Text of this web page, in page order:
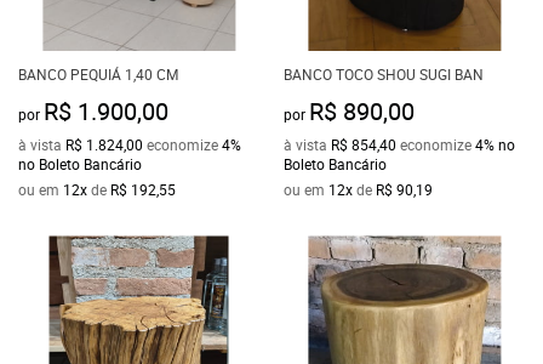
BANCO PEQUIÁ 1,40 CM
por R$ 1.900,00
à vista R$ 1.824,00 economize4%
no Boleto Bancário
ou em 12xde R$ 192,55
BANCO TOCO SHOU SUGI BAN
por R$ 890,00
à vista R$ 854,40 economize4%no
Boleto Bancário
ou em 12xde R$ 90,19